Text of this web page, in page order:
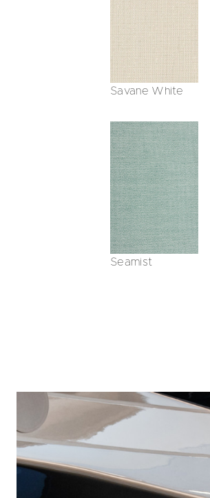
Savane White
Seamist